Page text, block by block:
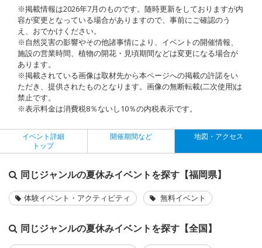
※掲載情報は2026年7月のものです。随時更新をしておりますが内
容が変更となっている場合がありますので、事前にご確認のう
え、おでかけください。
※自然災害の影響やその他諸事情により、イベントの開催情報、
施設の営業時間、植物の開花・見頃期間などは変更になる場合が
あります。
※掲載されている画像は取材先から本ページへの掲載の許諾をい
ただき、提供されたものとなります。画像の無断転載(二次使用)は
禁止です。
※表示料金は消費税8％ないし10％の内税表示です。
イベント詳細
トップ
開催期間など 地図・アクセス
同じジャンルの夏休みイベントを探す【福岡県】
体験イベント・アクティビティ 無料イベント
同じジャンルの夏休みイベントを探す【全国】